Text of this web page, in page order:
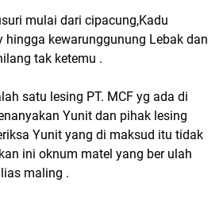
mulai dari cipacung,Kadu
hingga kewarunggunung Lebak dan
tak ketemu .
satu lesing PT. MCF yg ada di
Yunit dan pihak lesing
Yunit yang di maksud itu tidak
ini oknum matel yang ber ulah
maling .